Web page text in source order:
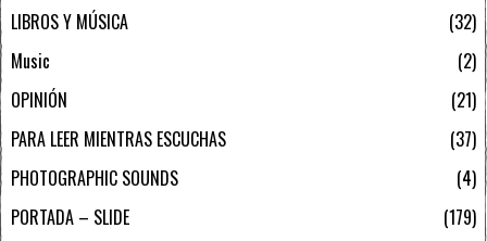
LIBROS Y MÚSICA
32
Music
2
OPINIÓN
21
PARA LEER MIENTRAS ESCUCHAS
37
PHOTOGRAPHIC SOUNDS
4
PORTADA – SLIDE
179